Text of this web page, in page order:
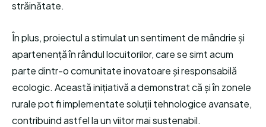
străinătate.
În plus, proiectul a stimulat un sentiment de mândrie și
apartenență în rândul locuitorilor, care se simt acum
parte dintr-o comunitate inovatoare și responsabilă
ecologic. Această inițiativă a demonstrat că și în zonele
rurale pot fi implementate soluții tehnologice avansate,
contribuind astfel la un viitor mai sustenabil.